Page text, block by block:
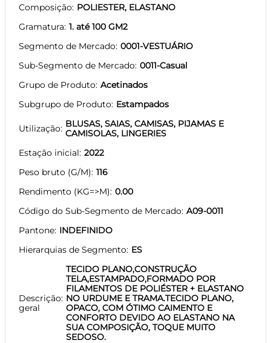
Composição POLIESTER, ELASTANO
Gramatura 1. até 100 GM2
Segmento de Mercado 0001-VESTUÁRIO
Sub-Segmento de Mercado 0011-Casual
Grupo de Produto Acetinados
Subgrupo de Produto Estampados
Utilização BLUSAS, SAIAS, CAMISAS, PIJAMAS E
CAMISOLAS, LINGERIES
Estação inicial 2022
Peso bruto (G/M) 116
Rendimento (KG=>M) 0.00
Código do Sub-Segmento de Mercado A09-0011
Pantone INDEFINIDO
Hierarquias de Segmento ES
Descrição
geral
TECIDO PLANO,CONSTRUÇÃO
TELA,ESTAMPADO,FORMADO POR
FILAMENTOS DE POLIÉSTER + ELASTANO
NO URDUME E TRAMA.TECIDO PLANO,
OPACO, COM ÓTIMO CAIMENTO E
CONFORTO DEVIDO AO ELASTANO NA
SUA COMPOSIÇÃO, TOQUE MUITO
SEDOSO.